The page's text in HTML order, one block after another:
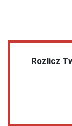
Rozlicz